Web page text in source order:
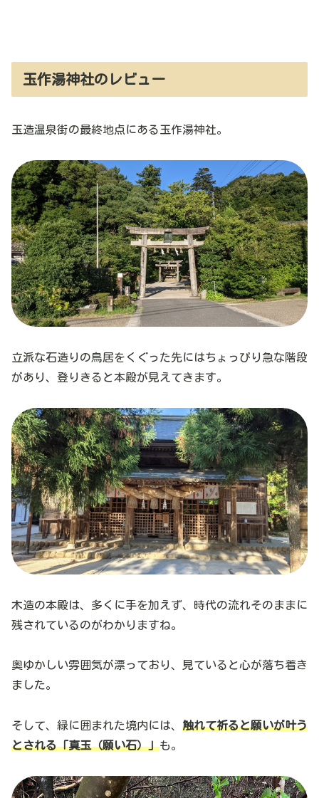
玉作湯神社のレビュー
玉造温泉街の最終地点にある玉作湯神社。
立派な石造りの鳥居をくぐった先にはちょっぴり急な階段
があり、登りきると本殿が見えてきます。
木造の本殿は、多くに手を加えず、時代の流れそのままに
残されているのがわかりますね。
奥ゆかしい雰囲気が漂っており、見ていると心が落ち着き
ました。
そして、緑に囲まれた境内には、 触れて祈ると願いが叶う
とされる「真玉（願い石）」も。